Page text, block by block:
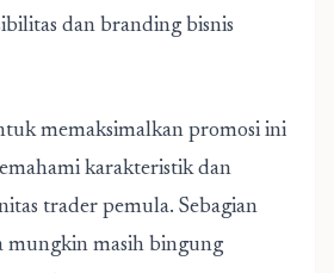
dan branding bisnis
memaksimalkan promosi ini
karakteristik dan
trader pemula. Sebagian
mungkin masih bingung